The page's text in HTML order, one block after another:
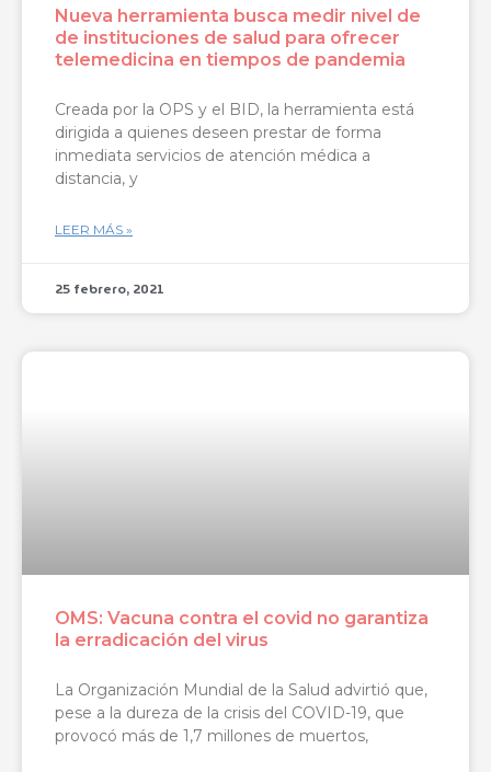
Nueva herramienta busca medir nivel de
de instituciones de salud para ofrecer
telemedicina en tiempos de pandemia
Creada por la OPS y el BID, la herramienta está
dirigida a quienes deseen prestar de forma
inmediata servicios de atención médica a
distancia, y
LEER MÁS »
25 febrero, 2021
OMS: Vacuna contra el covid no garantiza
la erradicación del virus
La Organización Mundial de la Salud advirtió que,
pese a la dureza de la crisis del COVID-19, que
provocó más de 1,7 millones de muertos,